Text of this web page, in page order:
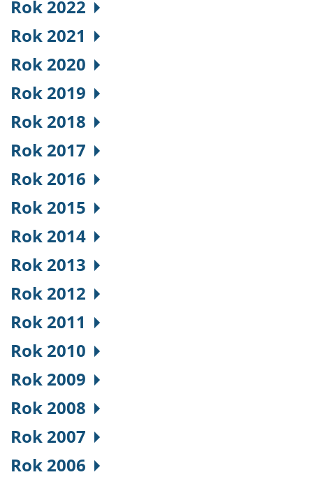
Rok 2022
Rok 2021
Rok 2020
Rok 2019
Rok 2018
Rok 2017
Rok 2016
Rok 2015
Rok 2014
Rok 2013
Rok 2012
Rok 2011
Rok 2010
Rok 2009
Rok 2008
Rok 2007
Rok 2006